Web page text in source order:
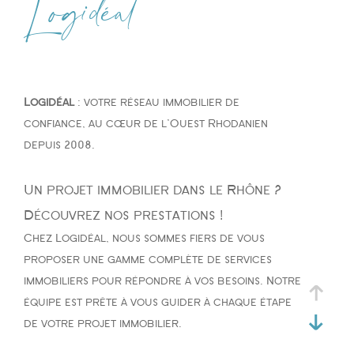
Logidéal
Logidéal: votre réseau immobilier de
confiance, au cœur de l'Ouest Rhodanien
depuis 2008.
Un projet immobilier dans le Rhône ?
Découvrez nos prestations !
Chez Logidéal, nous sommes fiers de vous
proposer une gamme complète de services
immobiliers pour répondre à vos besoins. Notre
équipe est prête à vous guider à chaque étape
de votre projet immobilier.
Type de bien
Budget
PIÈCES
1 2 3 4